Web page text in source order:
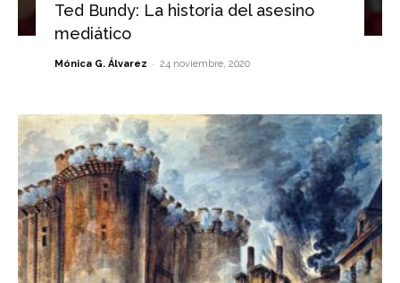
Ted Bundy: La historia del asesino
mediático
Mónica G. Álvarez - 24 noviembre, 2020